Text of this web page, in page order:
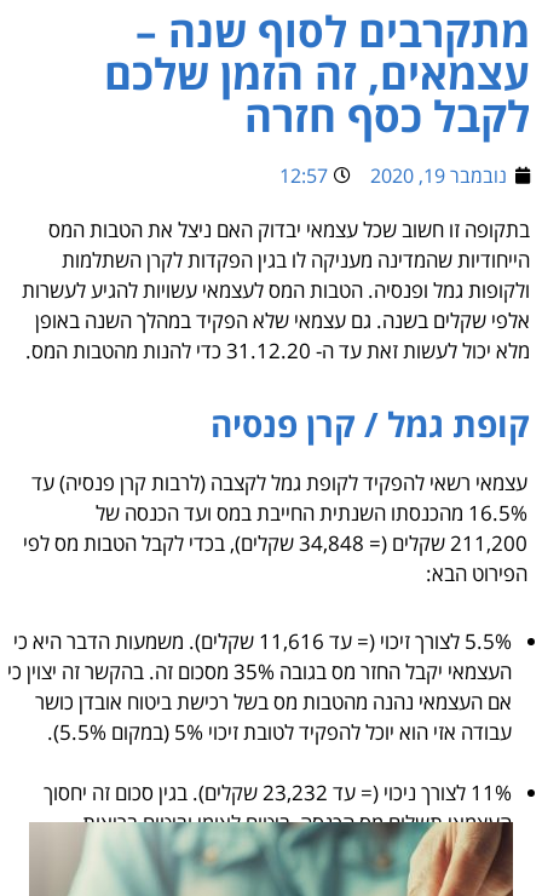
לסוף שנה –
זה הזמן שלכם
כסף חזרה
נובמבר 19, 2020 12:57
זו חשוב שכל עצמאי יבדוק האם ניצל את הטבות המס
שהמדינה מעניקה לו בגין הפקדות לקרן השתלמות
גמל ופנסיה. הטבות המס לעצמאי עשויות להגיע לעשרות
שקלים בשנה.גם עצמאי שלא הפקיד במהלך השנה באופן
יכול לעשות זאת עד ה- 31.12.20 כדי להנות מהטבות המס.
גמל / קרן פנסיה
רשאי להפקיד לקופת גמל לקצבה (לרבות קרן פנסיה) עד
16.5% מהכנסתו השנתית החייבת במס ועד הכנסה של
211,200 שקלים (= 34,848 שקלים), בכדי לקבל הטבות מס לפי
הבא:
5.5% לצורך זיכוי (= עד 11,616 שקלים). משמעות הדבר היא כי
העצמאי יקבל החזר מס בגובה 35% מסכום זה. בהקשר זה יצוין כי
אם העצמאי נהנה מהטבות מס בשל רכישת ביטוח אובדן כושר
עבודה אזי הוא יוכל להפקיד לטובת זיכוי 5% (במקום 5.5%).
11% לצורך ניכוי (= עד 23,232 שקלים). בגין סכום זה יחסוך
העצמאי תשלום מס הכנסה, ביטוח לאומי וביטוח בריאות.